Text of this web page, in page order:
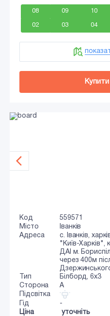
08 09 10
02 03 04
Код
559571
Місто
Іванків
Адреса
с. Іванків,
"Київ-Харків",
ДАІ м.
через 400м
Тип
Білборд, 6х3
Сторона
A
Підсвітка
Гід
-
Ціна
уточніть